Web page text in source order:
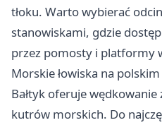
tłoku. Warto wybierać
stanowiskami, gdzie
przez pomosty i platformy
Morskie łowiska na
Bałtyk oferuje
kutrów morskich. Do